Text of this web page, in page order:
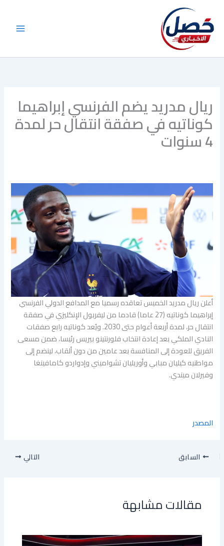
المحتوى
ريال مدريد يضم الفرنسي إبراهيما
كوناتيه في صفقة انتقال حر لمدة
4 سنوات
أعلن ريال مدريد الخميس تعاقده رسميا مع المدافع الدولي الفرنسي
إبراهيما كوناتيه (27 عاما) قادما من ليفربول الإنكليزي في صفقة
انتقال حر، لمدة أربعة أعوام حتى 2030. ويُعد كوناتيه رابع صفقات
النادي الملكي بعد إعادة انتخاب فلورنتينو بيريس رئيسا، ضمن مسعى
الفريق للعودة إلى المنافسة بعد عامين من دون ألقاب، لينضم إلى
مواطنيه كيليان مبابي وأوريليان تشواميني وإدواردو كامافينغا
وفيرلان ميندي.
المصدر
السابق التالي
مقالات مشابهة